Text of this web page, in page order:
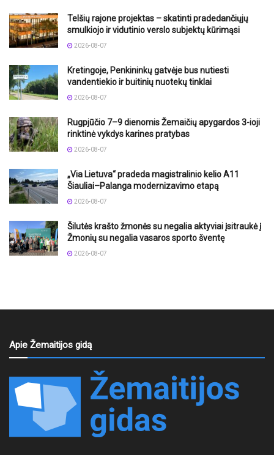
Telšių rajone projektas – skatinti pradedančiųjų
smulkiojo ir vidutinio verslo subjektų kūrimąsi
2026-08-07
Kretingoje, Penkininkų gatvėje bus nutiesti
vandentiekio ir buitinių nuotekų tinklai
2026-08-07
Rugpjūčio 7–9 dienomis Žemaičių apygardos 3-ioji
rinktinė vykdys karines pratybas
2026-08-07
„Via Lietuva“ pradeda magistralinio kelio A11
Šiauliai–Palanga modernizavimo etapą
2026-08-07
Šilutės krašto žmonės su negalia aktyviai įsitraukė į
Žmonių su negalia vasaros sporto šventę
2026-08-07
Apie Žemaitijos gidą